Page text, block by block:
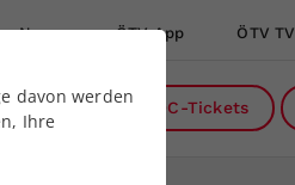
News ÖTV App ÖTV TV
DC-Tickets
davon werden
Ihre